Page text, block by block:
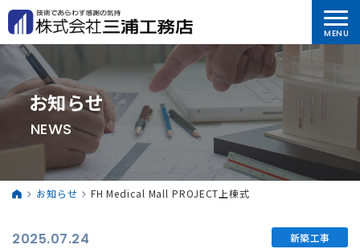
お知らせ
NEWS
お知らせ FH Medical Mall PROJECT上棟式
2025.07.24 新築工事